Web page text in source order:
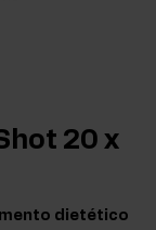
20 x
dietético